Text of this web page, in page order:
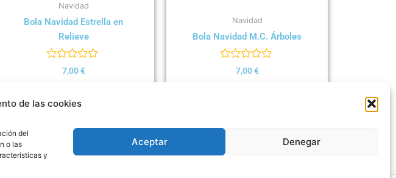
de las cookies
del
o las
y
Aceptar Denegar
Navidad
Bola Navidad Estrella en
Relieve
Valorado
5
7,00€
Navidad
Bola Navidad M.C. Árboles
Valorado
7,00€